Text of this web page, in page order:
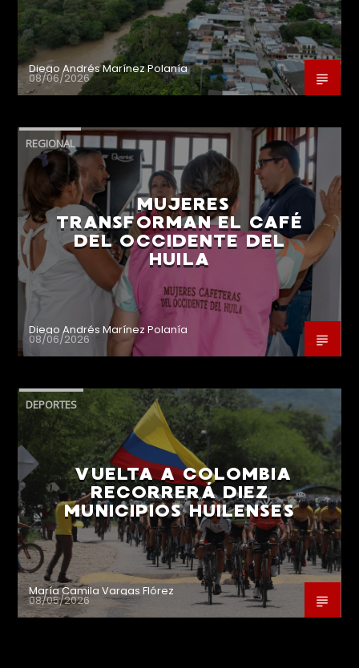
Diego Andrés Marínez Polanía
08/06/2026
REGIONAL
MUJERES
TRANSFORMAN EL CAFÉ
DEL OCCIDENTE DEL
HUILA
Diego Andrés Marínez Polanía
08/06/2026
DEPORTES
VUELTA A COLOMBIA
RECORRERÁ DIEZ
MUNICIPIOS HUILENSES
María Camila Vargas Flórez
08/05/2026